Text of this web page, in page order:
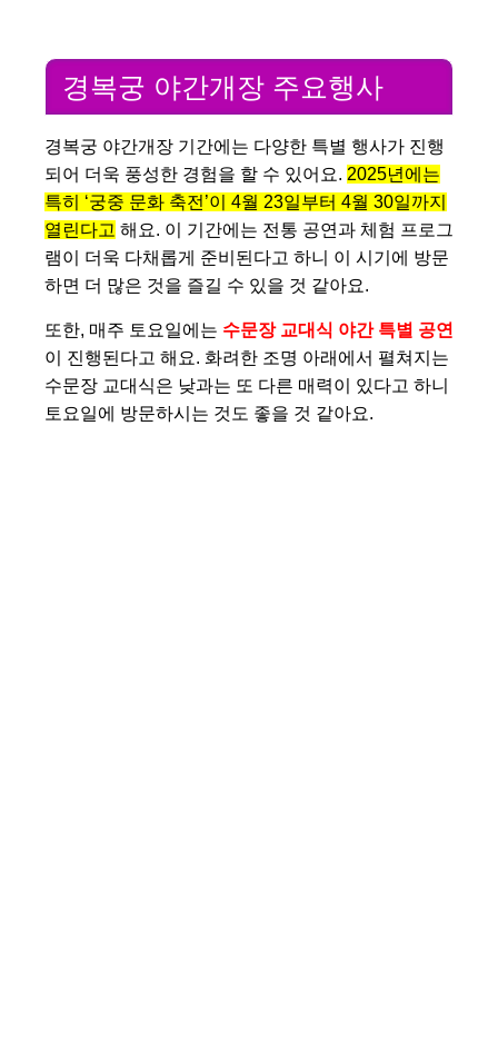
경복궁 야간개장 주요행사
경복궁 야간개장 기간에는 다양한 특별 행사가 진행
되어 더욱 풍성한 경험을 할 수 있어요. 2025년에는
특히 ‘궁중 문화 축전’이 4월 23일부터 4월 30일까지
열린다고 해요. 이 기간에는 전통 공연과 체험 프로그
램이 더욱 다채롭게 준비된다고 하니 이 시기에 방문
하면 더 많은 것을 즐길 수 있을 것 같아요.
또한, 매주 토요일에는 수문장 교대식 야간 특별 공연
이 진행된다고 해요. 화려한 조명 아래에서 펼쳐지는
수문장 교대식은 낮과는 또 다른 매력이 있다고 하니
토요일에 방문하시는 것도 좋을 것 같아요.